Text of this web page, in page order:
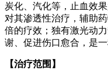
炭化、汽化等，止血效
对其渗透性治疗，辅助
倍的疗效；独有激光动
谢、促进伤口愈合，是
【治疗范围】